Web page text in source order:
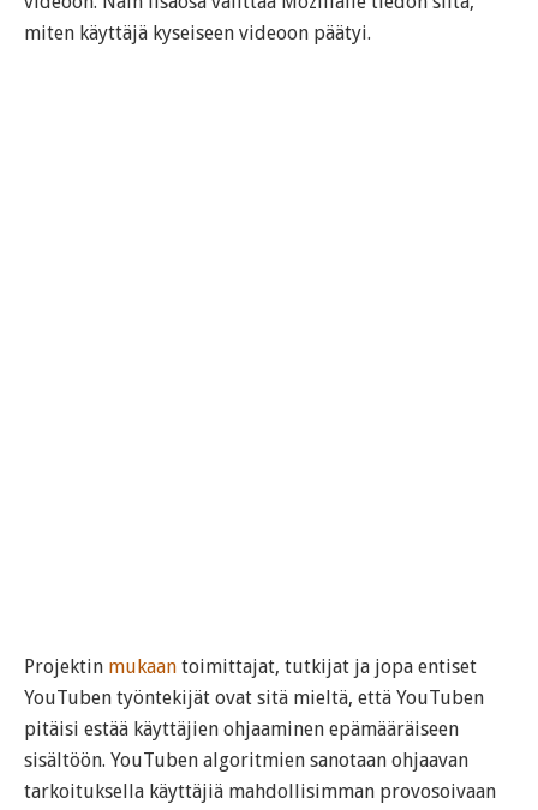
miten käyttäjä kyseiseen videoon päätyi.
Projektin mukaan toimittajat, tutkijat ja jopa entiset
YouTuben työntekijät ovat sitä mieltä, että YouTuben
pitäisi estää käyttäjien ohjaaminen epämääräiseen
sisältöön. YouTuben algoritmien sanotaan ohjaavan
tarkoituksella käyttäjiä mahdollisimman provosoivaan